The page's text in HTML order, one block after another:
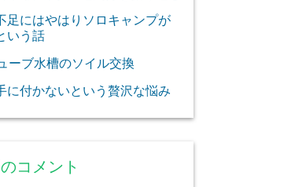
足にはやはりソロキャンプが
いう話
ーブ水槽のソイル交換
に付かないという贅沢な悩み
コメント